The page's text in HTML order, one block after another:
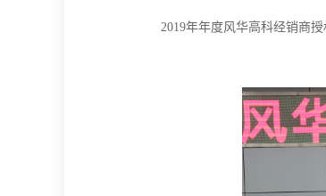
2019年年度风华高科经销商授